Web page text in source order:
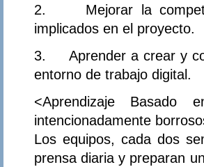
2. Mejorar la
implicados en el proyecto.
3. Aprender a crear y
entorno de trabajo digital.
<Aprendizaje Basado
intencionadamente
Los equipos, cada dos
prensa diaria y preparan